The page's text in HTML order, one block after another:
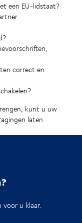
een EU-lidstaat?
correct en
kunt u uw
laten
voor u klaar.